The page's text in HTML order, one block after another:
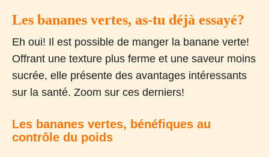
Les bananes vertes, as-tu déjà essayé?
Eh oui! Il est possible de manger la banane verte!
Offrant une texture plus ferme et une saveur moins
sucrée, elle présente des avantages intéressants
sur la santé. Zoom sur ces derniers!
Les bananes vertes, bénéfiques au
contrôle du poids